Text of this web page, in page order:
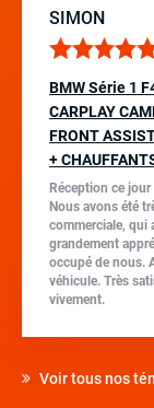
SIMON
BMW Série 1
CARPLAY
FRONT
+
Réception ce
Nous avons été
commerciale, qui
grandement
occupé de nous.
véhicule. Très
vivement.
Voir tous nos